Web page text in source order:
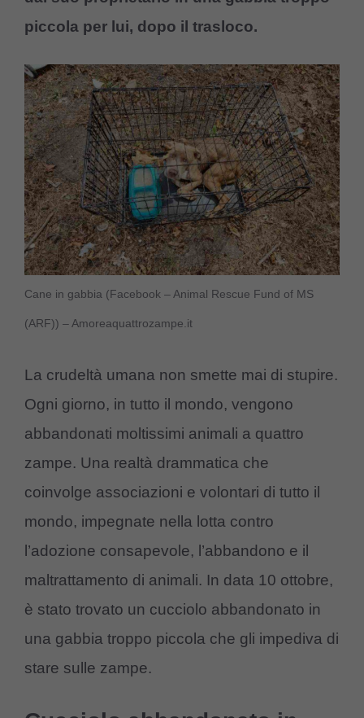
piccola per lui, dopo il trasloco.
Cane in gabbia (Facebook – Animal Rescue Fund of MS
(ARF)) – Amoreaquattrozampe.it
La crudeltà umana non smette mai di stupire.
Ogni giorno, in tutto il mondo, vengono
abbandonati moltissimi animali a quattro
zampe. Una realtà drammatica che
coinvolge associazioni e volontari di tutto il
mondo, impegnate nella lotta contro
l’adozione consapevole, l’abbandono e il
maltrattamento di animali. In data 10 ottobre,
è stato trovato un cucciolo abbandonato in
una gabbia troppo piccola che gli impediva di
stare sulle zampe.